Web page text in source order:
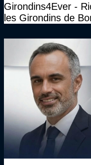
Girondins4Ever -
les Girondins de